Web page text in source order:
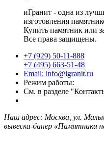
иГранит - одна из
изготовления
Купить памятник или
Все права защищены.
+7 (929) 50-11-888
+7 (495) 663-51-48
Email: info@igranit.ru
Режим работы:
См. в разделе
Наш адрес: Москва, ул.
вывеска-банер «Памятники